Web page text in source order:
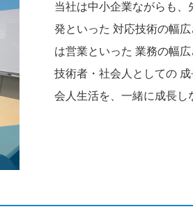
当社は中小企業ながらも
発といった 対応技術の幅
は営業といった 業務の幅
技術者・社会人としての
会人生活を、一緒に成長し